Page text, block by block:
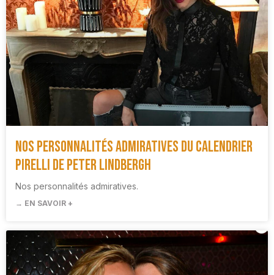
Nos personnalités admiratives du Calendrier
Pirelli de Peter Lindbergh
Nos personnalités admiratives.
→ EN SAVOIR +